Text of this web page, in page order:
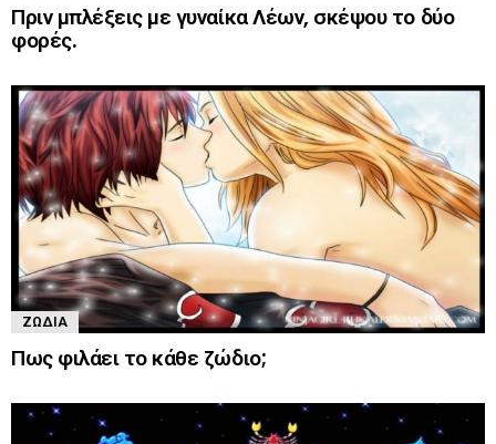
Πριν μπλέξεις με γυναίκα Λέων, σκέψου το δύο
φορές.
ΖΏΔΙΑ
Πως φιλάει το κάθε ζώδιο;